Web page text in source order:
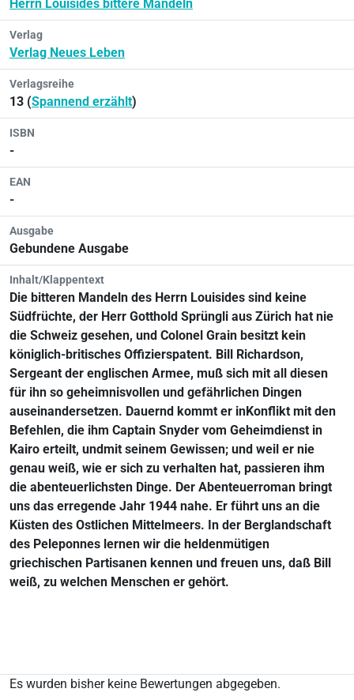
Herrn Louisides bittere Mandeln
Verlag
Verlag Neues Leben
Verlagsreihe
13 (Spannend erzählt)
ISBN
-
EAN
-
Ausgabe
Gebundene Ausgabe
Inhalt/Klappentext
Die bitteren Mandeln des Herrn Louisides sind keine
Südfrüchte, der Herr Gotthold Sprüngli aus Zürich hat nie
die Schweiz gesehen, und Colonel Grain besitzt kein
königlich-britisches Offizierspatent. Bill Richardson,
Sergeant der englischen Armee, muß sich mit all diesen
für ihn so geheimnisvollen und gefährlichen Dingen
auseinandersetzen. Dauernd kommt er inKonflikt mit den
Befehlen, die ihm Captain Snyder vom Geheimdienst in
Kairo erteilt, undmit seinem Gewissen; und weil er nie
genau weiß, wie er sich zu verhalten hat, passieren ihm
die abenteuerlichsten Dinge. Der Abenteuerroman bringt
uns das erregende Jahr 1944 nahe. Er führt uns an die
Küsten des Ostlichen Mittelmeers. In der Berglandschaft
des Peleponnes lernen wir die heldenmütigen
griechischen Partisanen kennen und freuen uns, daß Bill
weiß, zu welchen Menschen er gehört.
Es wurden bisher keine Bewertungen abgegeben.